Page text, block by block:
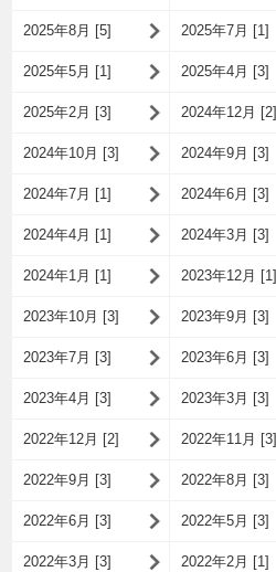
2025年8月 [5] 2025年7月 [1]
2025年5月 [1] 2025年4月 [3]
2025年2月 [3] 2024年12月 [2]
2024年10月 [3] 2024年9月 [3]
2024年7月 [1] 2024年6月 [3]
2024年4月 [1] 2024年3月 [3]
2024年1月 [1] 2023年12月 [1]
2023年10月 [3] 2023年9月 [3]
2023年7月 [3] 2023年6月 [3]
2023年4月 [3] 2023年3月 [3]
2022年12月 [2] 2022年11月 [3]
2022年9月 [3] 2022年8月 [3]
2022年6月 [3] 2022年5月 [3]
2022年3月 [3] 2022年2月 [1]